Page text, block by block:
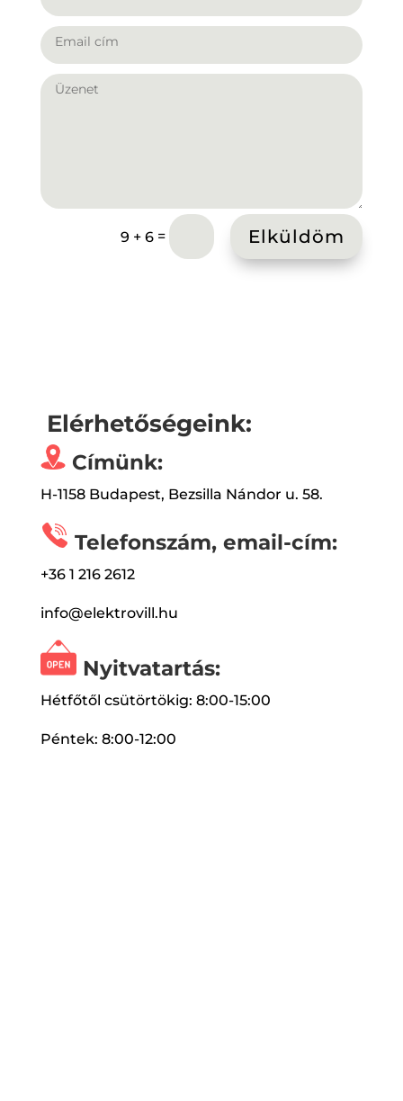
9 + 6 = Elküldöm
Elérhetőségeink:
Címünk:
H-1158 Budapest, Bezsilla Nándor u. 58.
Telefonszám, email-cím:
+36 1 216 2612
info@elektrovill.hu
Nyitvatartás:
Hétfőtől csütörtökig: 8:00-15:00
Péntek: 8:00-12:00